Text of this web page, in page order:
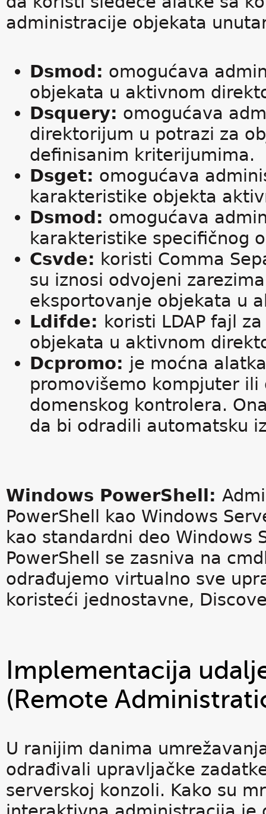
administracije objekata
Dsmod: omogućava
objekata u aktivnom
Dsquery: omogućava
direktorijum u potrazi za
definisanim kriterijumima.
Dsget: omogućava
karakteristike objekta
Dsmod: omogućava
karakteristike specifičnog
Csvde: koristi Comma
su iznosi odvojeni
eksportovanje objekata u
Ldifde: koristi LDAP fajl
objekata u aktivnom
Dcpromo: je moćna
promovišemo kompjuter
domenskog kontrolera.
da bi odradili automatsku
Windows PowerShell:
PowerShell kao Windows
kao standardni deo Windows
PowerShell se zasniva na
odrađujemo virtualno sve
koristeći jednostavne,
Implementacija
(Remote
U ranijim danima
odrađivali upravljačke
serverskoj konzoli. Kako su